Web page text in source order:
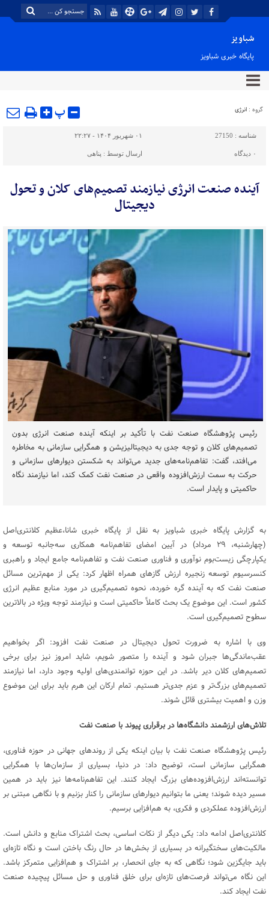
شباویز
پایگاه خبری شباویز
گروه : انرژی پ
شناسه : 27150 ۰۱ شهریور ۱۴۰۴ - ۲۲:۲۷
۰ دیدگاه ارسال توسط : پناهی
آینده صنعت انرژی نیازمند تصمیم‌های کلان و تحول
دیجیتال
رئیس پژوهشگاه صنعت نفت با تأکید بر اینکه آینده صنعت انرژی بدون
تصمیم‌های کلان و توجه جدی به دیجیتالیزیشن و همگرایی سازمانی به مخاطره
می‌افتد، گفت: تفاهم‌نامه‌های جدید می‌تواند به شکستن دیوارهای سازمانی و
حرکت به سمت ارزش‌افزوده واقعی در صنعت نفت کمک کند، اما نیازمند نگاه
حاکمیتی و پایدار است.
به گزارش پایگاه خبری شباویز به نقل از پایگاه خبری شانا،عظیم کلانتری‌اصل
(چهارشنبه، ۲۹ مرداد) در آیین امضای تفاهم‌نامه همکاری سه‌جانبه توسعه و
یکپارچگی زیست‌بوم نوآوری و فناوری صنعت نفت و تفاهم‌نامه جامع ایجاد و راهبری
کنسرسیوم توسعه زنجیره ارزش گازهای همراه اظهار کرد: یکی از مهم‌ترین مسائل
صنعت نفت که به آینده گره خورده، نحوه تصمیم‌گیری در مورد منابع عظیم انرژی
کشور است. این موضوع یک بحث کاملاً حاکمیتی است و نیازمند توجه ویژه در بالاترین
سطوح تصمیم‌گیری است.
وی با اشاره به ضرورت تحول دیجیتال در صنعت نفت افزود: اگر بخواهیم
عقب‌ماندگی‌ها جبران شود و آینده را متصور شویم، شاید امروز نیز برای برخی
تصمیم‌های کلان دیر باشد. در این حوزه توانمندی‌های اولیه وجود دارد، اما نیازمند
تصمیم‌های بزرگ‌تر و عزم جدی‌تر هستیم. تمام ارکان این هرم باید برای این موضوع
وزن و اهمیت بیشتری قائل شوند.
تلاش‌های ارزشمند دانشگاه‌ها در برقراری پیوند با صنعت نفت
رئیس پژوهشگاه صنعت نفت با بیان اینکه یکی از روندهای جهانی در حوزه فناوری،
همگرایی سازمانی است، توضیح داد: در دنیا، بسیاری از سازمان‌ها با همگرایی
توانسته‌اند ارزش‌افزوده‌های بزرگ ایجاد کنند. این تفاهم‌نامه‌ها نیز باید در همین
مسیر دیده شوند؛ یعنی ما بتوانیم دیوارهای سازمانی را کنار بزنیم و با نگاهی مبتنی بر
ارزش‌افزوده عملکردی و فکری، به هم‌افزایی برسیم.
کلانتری‌اصل ادامه داد: یکی دیگر از نکات اساسی، بحث اشتراک منابع و دانش است.
مالکیت‌های سختگیرانه در بسیاری از بخش‌ها در حال رنگ باختن است و نگاه تازه‌ای
باید جایگزین شود؛ نگاهی که به جای انحصار، بر اشتراک و هم‌افزایی متمرکز باشد.
این نگاه می‌تواند فرصت‌های تازه‌ای برای خلق فناوری و حل مسائل پیچیده صنعت
نفت ایجاد کند.